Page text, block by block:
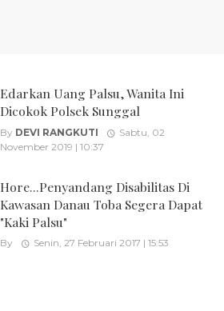
Edarkan Uang Palsu, Wanita Ini
Dicokok Polsek Sunggal
By DEVI RANGKUTI
Sabtu, 02
November 2019 | 10:37
Hore...Penyandang Disabilitas Di
Kawasan Danau Toba Segera Dapat
"Kaki Palsu"
By Senin, 27 Februari 2017 | 15:53